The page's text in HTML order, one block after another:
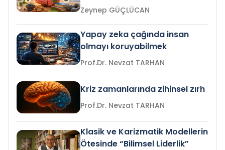
Zeynep GÜÇLÜCAN
Yapay zeka çağında insan
olmayı koruyabilmek
Prof.Dr. Nevzat TARHAN
Kriz zamanlarında zihinsel zırh
Prof.Dr. Nevzat TARHAN
Klasik ve Karizmatik Modellerin
Ötesinde “Bilimsel Liderlik”